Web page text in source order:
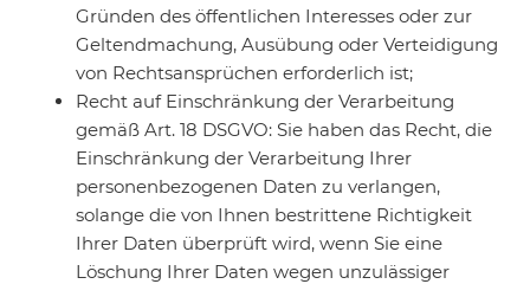
Gründen des öffentlichen Interesses oder zur
Geltendmachung, Ausübung oder Verteidigung
von Rechtsansprüchen erforderlich ist;
Recht auf Einschränkung der Verarbeitung
gemäß Art. 18 DSGVO: Sie haben das Recht, die
Einschränkung der Verarbeitung Ihrer
personenbezogenen Daten zu verlangen,
solange die von Ihnen bestrittene Richtigkeit
Ihrer Daten überprüft wird, wenn Sie eine
Löschung Ihrer Daten wegen unzulässiger